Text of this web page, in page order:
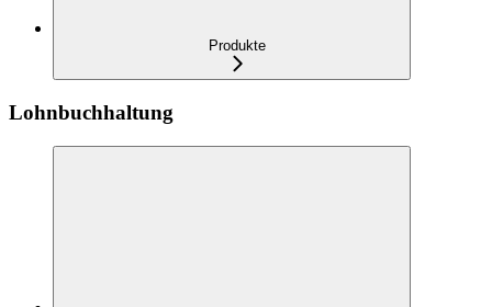
Produkte
Lohnbuchhaltung